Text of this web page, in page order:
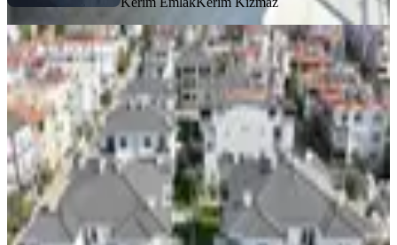
SIFIR BİNA
Kerim'den Küçükkuyu Merkez'de
2+1 Bahçe Katı Kiralık Lüx Daire
Ayvacık, Gökçetepe Mahallesi
2+1·80 m²· Bahçe katı 05.08.2026
38.000 ₺